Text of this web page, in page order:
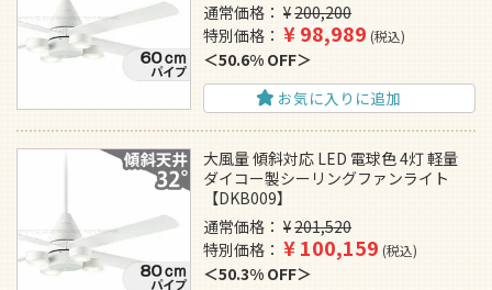
通常価格
¥200,200
特別価格
¥98,989 税込
50.6% OFF
お気に入りに追加
大風量 傾斜対応 LED 電球色 4灯 軽量
ダイコー製シーリングファンライト
【DKB009】
通常価格
¥201,520
特別価格
¥100,159 税込
50.3% OFF